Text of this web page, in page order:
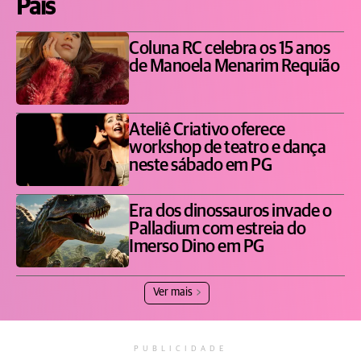
Pais
Coluna RC celebra os 15 anos
de Manoela Menarim Requião
Ateliê Criativo oferece
workshop de teatro e dança
neste sábado em PG
Era dos dinossauros invade o
Palladium com estreia do
Imerso Dino em PG
Ver mais
PUBLICIDADE